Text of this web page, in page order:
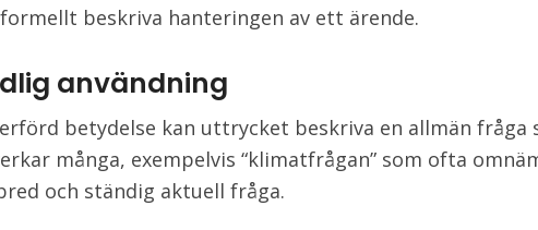
beskriva hanteringen av ett ärende.
användning
betydelse kan uttrycket beskriva en allmän fråga
många, exempelvis “klimatfrågan” som ofta
och ständig aktuell fråga.